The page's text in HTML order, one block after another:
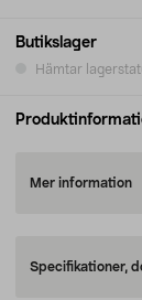
Butikslager
Hämtar
Mer information
Specifikationer,